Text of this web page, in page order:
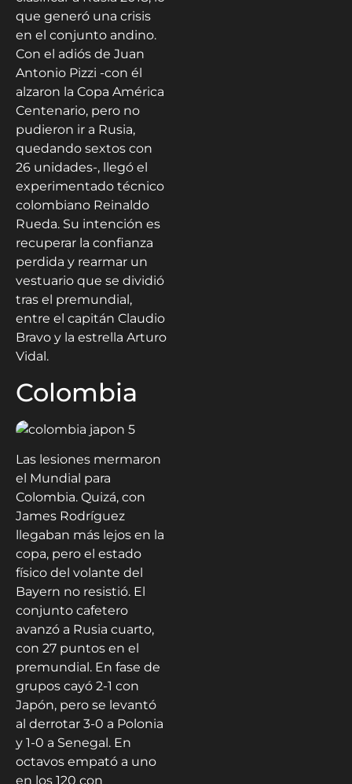
que generó una crisis
en el conjunto andino.
Con el adiós de Juan
Antonio Pizzi -con él
alzaron la Copa América
Centenario, pero no
pudieron ir a Rusia,
quedando sextos con
26 unidades-, llegó el
experimentado técnico
colombiano Reinaldo
Rueda. Su intención es
recuperar la confianza
perdida y rearmar un
vestuario que se dividió
tras el premundial,
entre el capitán Claudio
Bravo y la estrella Arturo
Vidal.
Colombia
Las lesiones mermaron
el Mundial para
Colombia. Quizá, con
James Rodríguez
llegaban más lejos en la
copa, pero el estado
físico del volante del
Bayern no resistió. El
conjunto cafetero
avanzó a Rusia cuarto,
con 27 puntos en el
premundial. En fase de
grupos cayó 2-1 con
Japón, pero se levantó
al derrotar 3-0 a Polonia
y 1-0 a Senegal. En
octavos empató a uno
en los 120 con